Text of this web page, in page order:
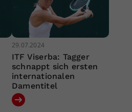
29.07.2024
ITF Viserba: Tagger
schnappt sich ersten
internationalen
Damentitel